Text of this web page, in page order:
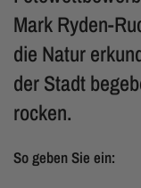
Mark Ryden-
die Natur
der Stadt
rocken.
So geben Sie ein: